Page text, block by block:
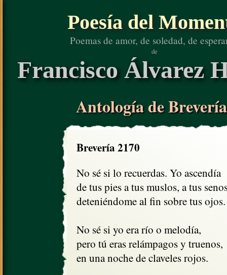
Poesía del
Poemas de amor, de soledad, de
de
Francisco Álvarez
Antología de
Brevería 2170
No sé si lo recuerdas. Yo ascendía
de tus pies a tus muslos, a tus
deteniéndome al fin sobre tus ojos.
No sé si yo era río o melodía,
pero tú eras relámpagos y truenos,
en una noche de claveles rojos.